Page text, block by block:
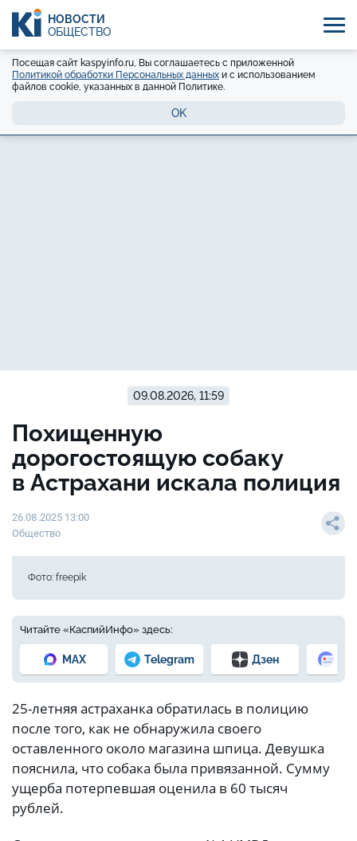
НОВОСТИ
ОБЩЕСТВО
Посещая сайт kaspyinfo.ru, Вы соглашаетесь с приложенной
Политикой обработки Персональных данных и с использованием
файлов cookie, указанных в данной Политике.
OK
09.08.2026, 11:59
Похищенную
дорогостоящую собаку
в Астрахани искала полиция
26.08.2025 13:00
Общество
Фото: freepik
Читайте «КаспийИнфо» здесь:
MAX Telegram Дзен
25-летняя астраханка обратилась в полицию
после того, как не обнаружила своего
оставленного около магазина шпица. Девушка
пояснила, что собака была привязанной. Сумму
ущерба потерпевшая оценила в 60 тысяч
рублей.